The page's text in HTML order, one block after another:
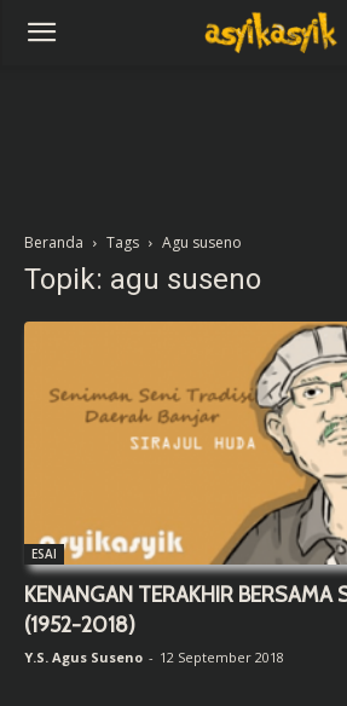
Beranda Tags Agu suseno
Topik: agu suseno
ESAI
KENANGAN TERAKHIR BERSAMA
(1952-2018)
Y.S. Agus Suseno - 12 September 2018